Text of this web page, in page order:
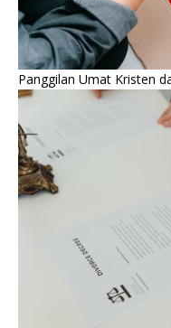
Panggilan Umat Kristen